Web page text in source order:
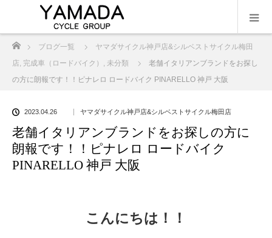
ブログ一覧
ヤマダサイクル神戸店&シルベストサイクル梅田
店, 完成車（ロードバイク） , 未分類
老舗イタリアンブランドをお探し
の方に朗報です！！ピナレロ ロードバイク PINARELLO 神戸 大阪
2023.04.26 ヤマダサイクル神戸店&シルベストサイクル梅田店
老舗イタリアンブランドをお探しの方に
朗報です！！ピナレロ ロードバイク
PINARELLO 神戸 大阪
こんにちは！！